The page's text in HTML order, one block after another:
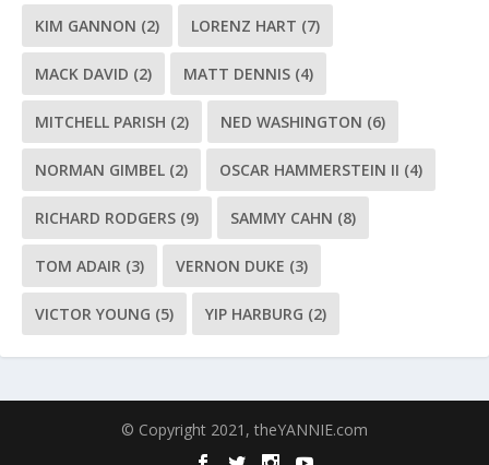
KIM GANNON (2) LORENZ HART (7)
MACK DAVID (2) MATT DENNIS (4)
MITCHELL PARISH (2) NED WASHINGTON (6)
NORMAN GIMBEL (2) OSCAR HAMMERSTEIN II (4)
RICHARD RODGERS (9) SAMMY CAHN (8)
TOM ADAIR (3) VERNON DUKE (3)
VICTOR YOUNG (5) YIP HARBURG (2)
© Copyright 2021, theYANNIE.com